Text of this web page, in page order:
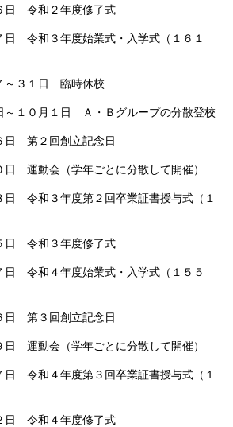
令和２年度修了式
令和３年度始業式・入学式（１６１
３１日 臨時休校
１０月１日 Ａ・Ｂグループの分散登校
第２回創立記念日
運動会（学年ごとに分散して開催）
令和３年度第２回卒業証書授与式（１
令和３年度修了式
令和４年度始業式・入学式（１５５
第３回創立記念日
運動会（学年ごとに分散して開催）
令和４年度第３回卒業証書授与式（１
令和４年度修了式